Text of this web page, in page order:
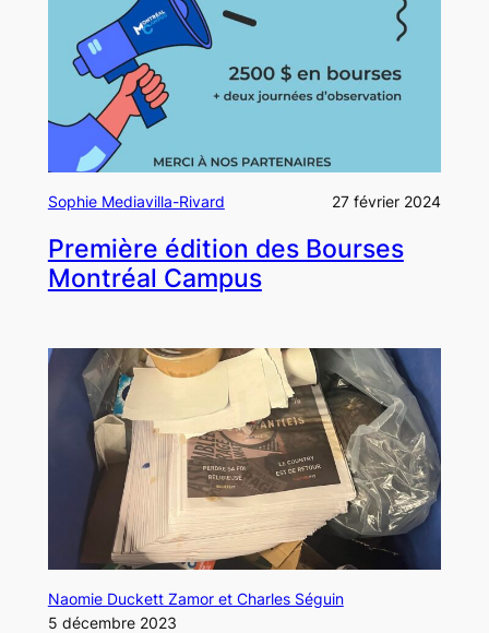
Sophie Mediavilla-Rivard 27 février 2024
Première édition des Bourses
Montréal Campus
Naomie Duckett Zamor et Charles Séguin
5 décembre 2023